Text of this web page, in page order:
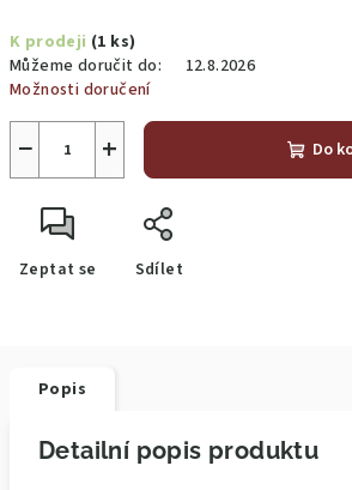
cena:
K prodeji (1 ks)
Můžeme doručit do:
12.8.2026
Možnosti doručení
+
− Do
Zeptat se Sdílet
Popis
Detailní popis produktu